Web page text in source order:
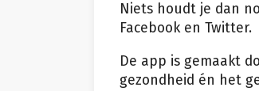
Niets houdt je dan
Facebook en Twitter.
De app is gemaakt
gezondheid én het